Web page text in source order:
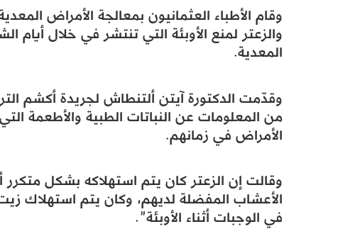
وقام الأطباء العثمانيون بمعالجة الأمراض
والزعتر لمنع الأوبئة التي تنتشر في خلال أيام
المعدية.
وقدّمت الدكتورة آيتن ألتنطاش لجريدة أكشم
من المعلومات عن النباتات الطبية والأطعمة
الأمراض في زمانهم.
وقالت إن الزعتر كان يتم استهلاكه بشكل متكرر
الأعشاب المفضلة لديهم، وكان يتم استهلاك
في الوجبات أثناء الأوبئة”.